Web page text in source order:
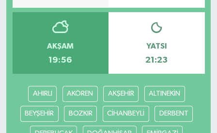
AKŞAM
19:56
YATSI
21:23
AHIRLI AKÖREN AKŞEHİR ALTINEKİN
BEYŞEHİR BOZKIR CİHANBEYLİ DERBENT
Yerel Haber
Etiketler